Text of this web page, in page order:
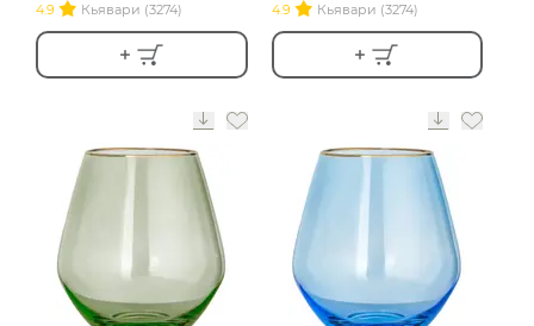
4.9
Кьявари (3274)
4.9
Кьявари (3274)